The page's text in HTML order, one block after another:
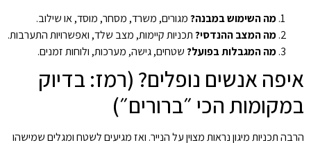
מה השימוש במבנה?מגורים, משרד, מסחר, מוסד, או שילוב.
מה המצב ההנדסי?תכניות קיימות, מצב שלד, ואפשרויות התערבות.
מה המגבלות בפועל?שטחים, גישה, מערכות, ולוחות זמנים.
איפה אנשים נופלים? (רמז: בדיוק
במקומות הכי ״ברורים״)
הרבה תכניות מיגון נראות מצוין על הנייר. ואז מגיעים לשטח ומגלים שמישהו